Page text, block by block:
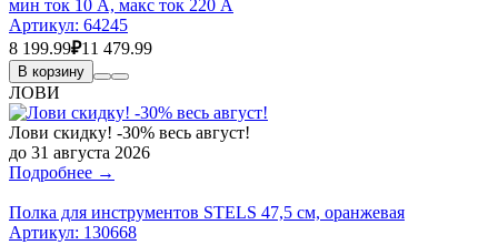
мин ток 10 А, макс ток 220 А
Артикул: 64245
8 199.99₽11 479.99
В корзину
ЛОВИ
Лови скидку! -30% весь август!
до 31 августа 2026
Подробнее →
Полка для инструментов STELS 47,5 см, оранжевая
Артикул: 130668